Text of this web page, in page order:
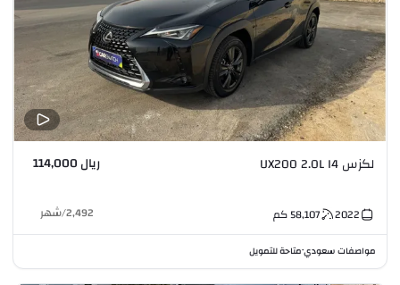
لكزس UX200 2.0L I4 ريال 114,000
2022
58,107كم 2,492
/شهر
مواصفات سعودي•متاحة للتمويل